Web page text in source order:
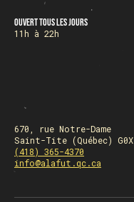
Ouvert tous les jours
11h à 22h
670, rue Notre-Dame
Saint-Tite (Québec) G0X
(418) 365-4370
info@alafut.qc.ca